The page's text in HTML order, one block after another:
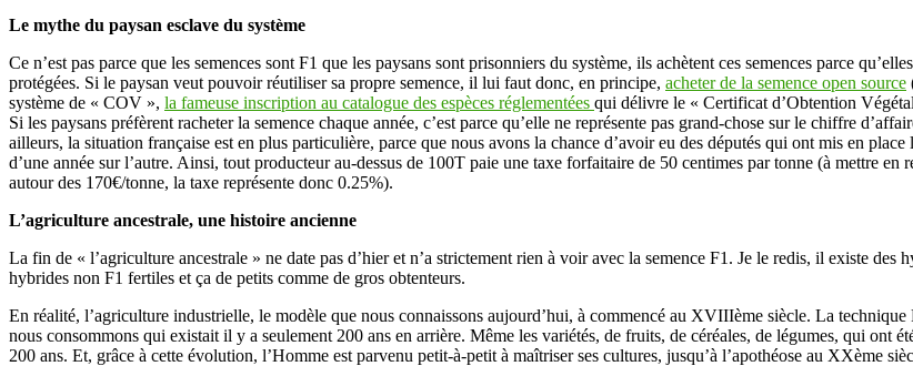
Le mythe du paysan esclave du système
Ce n’est pas parce que les semences sont F1 que les paysans sont prisonniers du système, ils achètent ces semences parce
protégées. Si le paysan veut pouvoir réutiliser sa propre semence, il lui faut donc, en principe, acheter de la semence open source
système de « COV », la fameuse inscription au catalogue des espèces réglementées qui délivre le « Certificat d’Obtention
Si les paysans préfèrent racheter la semence chaque année, c’est parce qu’elle ne représente pas grand-chose sur le chiffre
ailleurs, la situation française est en plus particulière, parce que nous avons la chance d’avoir eu des députés qui ont mis en
d’une année sur l’autre. Ainsi, tout producteur au-dessus de 100T paie une taxe forfaitaire de 50 centimes par tonne (à mettre
autour des 170€/tonne, la taxe représente donc 0.25%).
L’agriculture ancestrale, une histoire ancienne
La fin de « l’agriculture ancestrale » ne date pas d’hier et n’a strictement rien à voir avec la semence F1. Je le redis, il existe
hybrides non F1 fertiles et ça de petits comme de gros obtenteurs.
En réalité, l’agriculture industrielle, le modèle que nous connaissons aujourd’hui, à commencé au XVIIIème siècle. La
nous consommons qui existait il y a seulement 200 ans en arrière. Même les variétés, de fruits, de céréales, de légumes, qui ont
200 ans. Et, grâce à cette évolution, l’Homme est parvenu petit-à-petit à maîtriser ses cultures, jusqu’à l’apothéose au XXème